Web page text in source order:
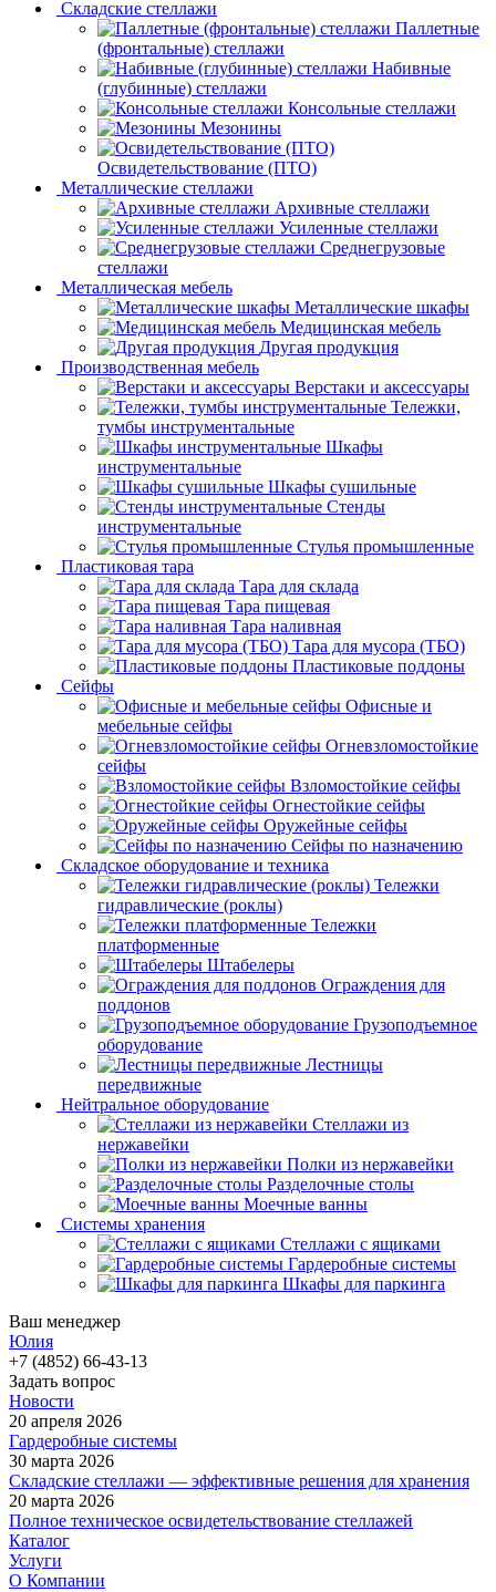
Складские стеллажи
Паллетные
(фронтальные) стеллажи
Набивные
(глубинные) стеллажи
Консольные стеллажи
Мезонины
Освидетельствование (ПТО)
Металлические стеллажи
Архивные стеллажи
Усиленные стеллажи
Среднегрузовые
стеллажи
Металлическая мебель
Металлические шкафы
Медицинская мебель
Другая продукция
Производственная мебель
Верстаки и аксессуары
Тележки,
тумбы инструментальные
Шкафы
инструментальные
Шкафы сушильные
Стенды
инструментальные
Cтулья промышленные
Пластиковая тара
Тара для склада
Тара пищевая
Тара наливная
Тара для мусора (ТБО)
Пластиковые поддоны
Сейфы
Офисные и
мебельные сейфы
Огневзломостойкие
сейфы
Взломостойкие сейфы
Огнестойкие сейфы
Оружейные сейфы
Сейфы по назначению
Складское оборудование и техника
Тележки
гидравлические (роклы)
Тележки
платформенные
Штабелеры
Ограждения для
поддонов
Грузоподъемное
оборудование
Лестницы
передвижные
Нейтральное оборудование
Стеллажи из
нержавейки
Полки из нержавейки
Разделочные столы
Моечные ванны
Системы хранения
Стеллажи с ящиками
Гардеробные системы
Шкафы для паркинга
Ваш менеджер
Юлия
+7 (4852) 66-43-13
Задать вопрос
Новости
20 апреля 2026
Гардеробные системы
30 марта 2026
Складские стеллажи — эффективные решения для хранения
20 марта 2026
Полное техническое освидетельствование стеллажей
Каталог
Услуги
О Компании